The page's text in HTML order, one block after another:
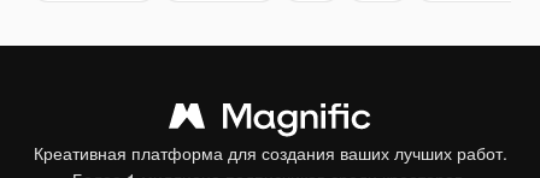
Креативная платформа для создания ваших лучших работ.